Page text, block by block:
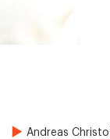
Andreas